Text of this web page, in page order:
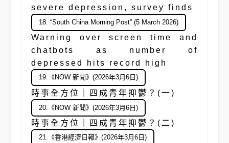
severe depression, survey finds
18. “South China Morning Post” (5 March 2026)
Warning over screen time and
chatbots as number of
depressed hits record high
19.《NOW 新聞》(2026年3月6日)
時事全方位｜四成青年抑鬱？(一)
20.《NOW 新聞》(2026年3月6日)
時事全方位｜四成青年抑鬱？(二)
21.《香港經濟日報》(2026年3月6日)